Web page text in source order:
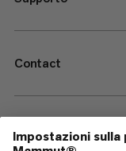
Contact